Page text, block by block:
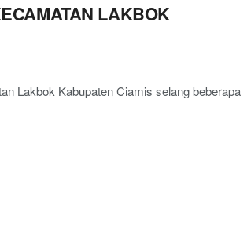
LAKBOK
Lakbok Kabupaten Ciamis selang beberapa